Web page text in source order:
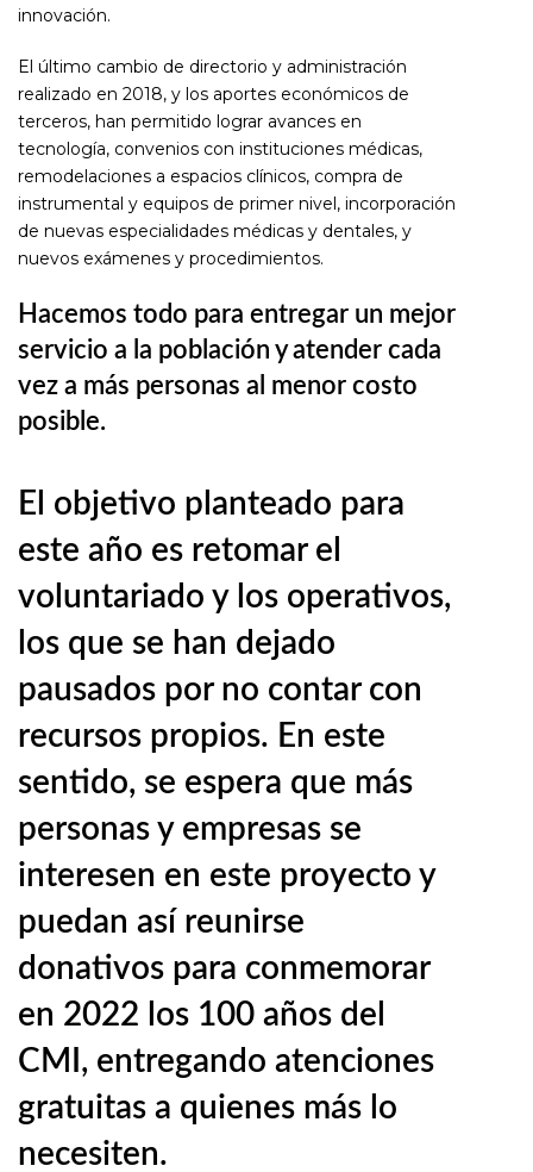
innovación.
El último cambio de directorio y administración
realizado en 2018, y los aportes económicos de
terceros, han permitido lograr avances en
tecnología, convenios con instituciones médicas,
remodelaciones a espacios clínicos, compra de
instrumental y equipos de primer nivel, incorporación
de nuevas especialidades médicas y dentales, y
nuevos exámenes y procedimientos.
Hacemos todo para entregar un mejor
servicio a la población y atender cada
vez a más personas al menor costo
posible.
El objetivo planteado para
este año es retomar el
voluntariado y los operativos,
los que se han dejado
pausados por no contar con
recursos propios. En este
sentido, se espera que más
personas y empresas se
interesen en este proyecto y
puedan así reunirse
donativos para conmemorar
en 2022 los 100 años del
CMI, entregando atenciones
gratuitas a quienes más lo
necesiten.